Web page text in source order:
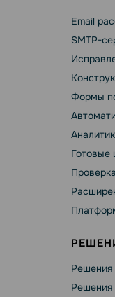
Email
SMTP-
Формы
Готовые
Решения
Решения